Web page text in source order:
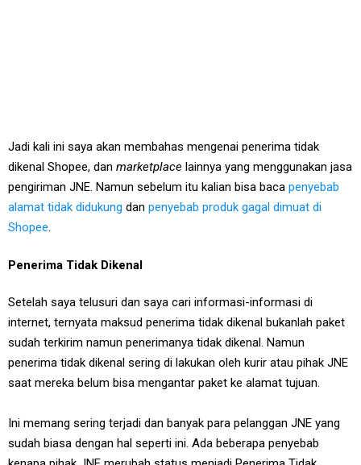
Jadi kali ini saya akan membahas mengenai penerima tidak
dikenal Shopee, dan marketplace lainnya yang menggunakan jasa
pengiriman JNE. Namun sebelum itu kalian bisa baca penyebab
alamat tidak didukung dan penyebab produk gagal dimuat di
Shopee.
Penerima Tidak Dikenal
Setelah saya telusuri dan saya cari informasi-informasi di
internet, ternyata maksud penerima tidak dikenal bukanlah paket
sudah terkirim namun penerimanya tidak dikenal. Namun
penerima tidak dikenal sering di lakukan oleh kurir atau pihak JNE
saat mereka belum bisa mengantar paket ke alamat tujuan.
Ini memang sering terjadi dan banyak para pelanggan JNE yang
sudah biasa dengan hal seperti ini. Ada beberapa penyebab